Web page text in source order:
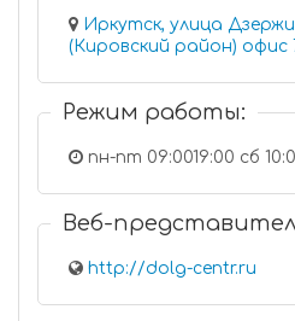
Иркутск, улица
(Кировский
Режим работы:
пн-пт 09:0019:00 сб
Веб-
http://dolg-centr.ru